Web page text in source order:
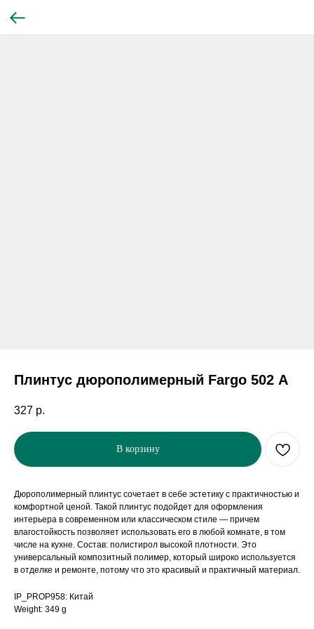
Плинтус дюрополимерный Fargo 502 А
327 р.
В корзину
Дюрополимерный плинтус сочетает в себе эстетику с практичностью и
комфортной ценой. Такой плинтус подойдет для оформления
интерьера в современном или классическом стиле — причем
влагостойкость позволяет использовать его в любой комнате, в том
числе на кухне. Состав: полистирол высокой плотности. Это
универсальный композитный полимер, который широко используется
в отделке и ремонте, потому что это красивый и практичный материал.
IP_PROP958: Китай
Weight: 349 g